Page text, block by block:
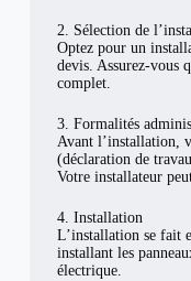
2. Sélection de
Optez pour un
devis. Assurez-vous
complet.
3. Formalités
Avant l’installation,
(déclaration de
Votre installateur
4. Installation
L’installation se fait
installant les
électrique.